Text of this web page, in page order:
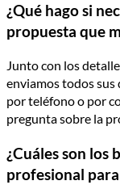
¿Qué hago si
propuesta que
Junto con los
enviamos todos
por teléfono o por
pregunta sobre la
¿Cuáles son los
profesional